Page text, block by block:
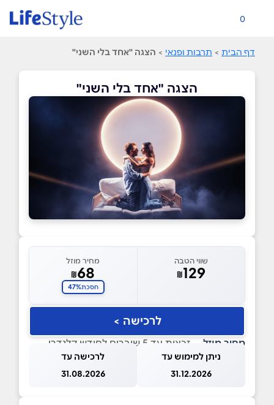
0
דף הבית > תרבות ופנאי > הצגה "אחד בלי השני"
הצגה "אחד בלי השני"
שווי הטבה
₪129
מחיר מוזל
₪68
חסכת47%
לרכישה >
מחיר מוזל — זכאות עד 5 שוברים לחודש קלנדרי
ניתן למימוש עד
31.12.2026
לרכישה עד
31.08.2026